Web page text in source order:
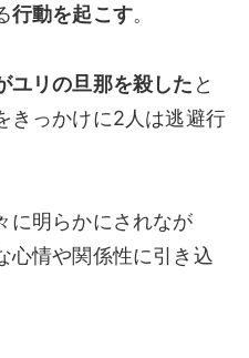
行動を起こす。
ユリの旦那を殺した と
きっかけに2人は逃避行
に明らかにされなが
心情や関係性に引き込